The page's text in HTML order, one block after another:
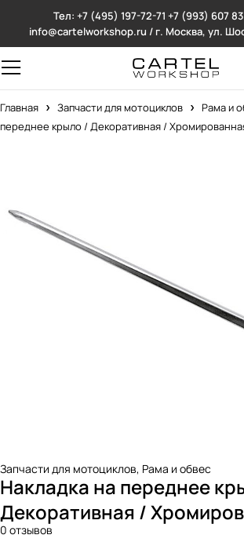
Тел: +7 (495) 197-72-71 +7 (993) 607
info@cartelworkshop.ru / г. Москва, ул.
Главная Запчасти для мотоциклов Рама и
переднее крыло / Декоративная /
Запчасти для мотоциклов, Рама и обвес
Накладка на переднее
Декоративная /
0 отзывов